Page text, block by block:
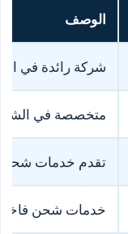
الوصف
شركة رائدة في الشحن الدولي مع خبرة 27 عاماً،
متخصصة في الشحن
تقدم خدمات شحن
خدمات شحن فاخرة